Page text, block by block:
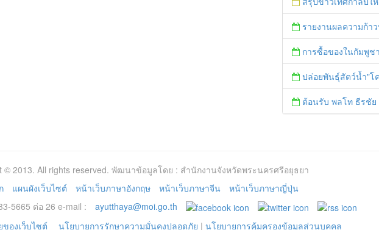
รายงานผลความก้าวหน้าโครงกา
การซื้อของในกัมพูชา
ปล่อยพันธุ์สัตว์น้ำ"โครงการ ๕๐
ต้อนรับ พลโท ธีรชัย นาควานิช มทภ.1/ผบ.กกล.รส.ทภ.1
© 2013. All rights reserved. พัฒนาข้อมูลโดย : สำนักงานจังหวัดพระนครศรีอยุธยา
แผนผังเว็บไซต์ หน้าเว็บภาษาอังกฤษ หน้าเว็บภาษาจีน
หน้าเว็บภาษาญี่ปุ่น
5665 ต่อ 26 e-mail :
ayutthaya@moi.go.th
องเว็บไซต์ นโยบายการรักษาความมั่นคงปลอดภัย | นโยบายการคุ้มครองข้อมูลส่วนบุคคล